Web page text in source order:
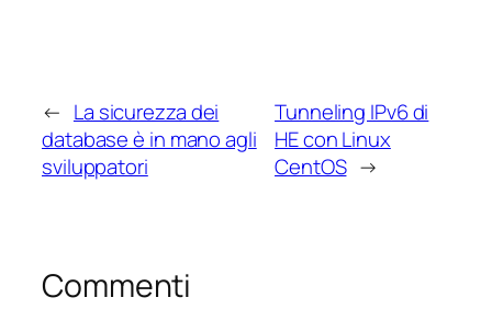
← La sicurezza dei
database è in mano agli
sviluppatori
Tunneling IPv6 di
HE con Linux
CentOS →
Commenti